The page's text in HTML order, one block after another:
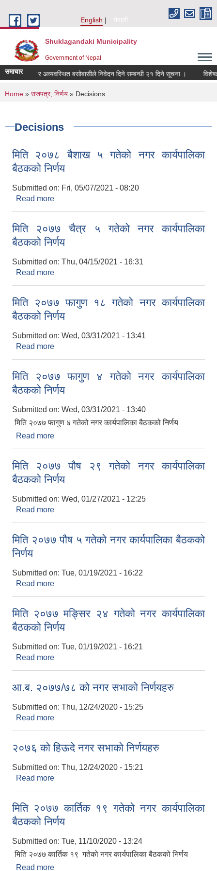
English
नेपाली
Shuklagandaki Municipality
Government of Nepal
समाचार
सुकुम्बासी र अव्यवस्थित बसोबासीले निवेदन दिने सम्बन्धी २१ दिने सूचना ।
You are here
Home » राजपत्र, निर्णय » Decisions
Decisions
मिति २०७८ बैशाख ५ गतेको नगर कार्यपालिका
बैठकको निर्णय
Submitted on: Fri, 05/07/2021 - 08:20
Read more
मिति २०७७ चैत्र ५ गतेको नगर कार्यपालिका
बैठकको निर्णय
Submitted on: Thu, 04/15/2021 - 16:31
Read more
मिति २०७७ फागुण १८ गतेको नगर कार्यपालिका
बैठकको निर्णय
Submitted on: Wed, 03/31/2021 - 13:41
Read more
मिति २०७७ फागुण ४ गतेको नगर कार्यपालिका
बैठकको निर्णय
Submitted on: Wed, 03/31/2021 - 13:40
मिति २०७७ फागुण ४ गतेको नगर कार्यपालिका बैठकको निर्णय
Read more
मिति २०७७ पौष २९ गतेको नगर कार्यपालिका
बैठकको निर्णय
Submitted on: Wed, 01/27/2021 - 12:25
Read more
मिति २०७७ पौष ५ गतेको नगर कार्यपालिका बैठकको
निर्णय
Submitted on: Tue, 01/19/2021 - 16:22
Read more
मिति २०७७ मङ्सिर २४ गतेको नगर कार्यपालिका
बैठकको निर्णय
Submitted on: Tue, 01/19/2021 - 16:21
Read more
आ.ब. २०७७/७८ को नगर सभाको निर्णयहरु
Submitted on: Thu, 12/24/2020 - 15:25
Read more
२०७६ को हिऊदे नगर सभाको निर्णयहरु
Submitted on: Thu, 12/24/2020 - 15:21
Read more
मिति २०७७ कार्तिक १९ गतेको नगर कार्यपालिका
बैठकको निर्णय
Submitted on: Tue, 11/10/2020 - 13:24
मिति २०७७ कार्तिक १९ गतेको नगर कार्यपालिका बैठकको निर्णय
Read more